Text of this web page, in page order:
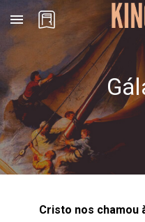
Skip to main content
Cristo nos chamou